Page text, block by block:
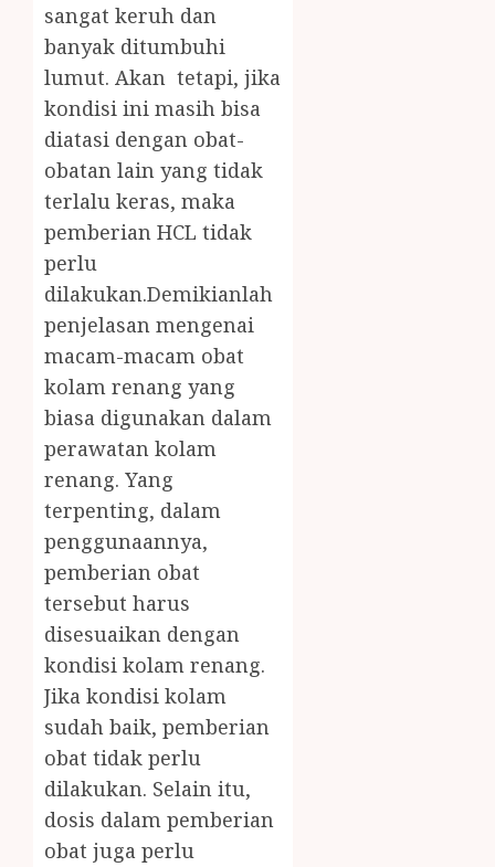
sangat keruh dan
banyak ditumbuhi
lumut. Akan tetapi, jika
kondisi ini masih bisa
diatasi dengan obat-
obatan lain yang tidak
terlalu keras, maka
pemberian HCL tidak
perlu
dilakukan.Demikianlah
penjelasan mengenai
macam-macam obat
kolam renang yang
biasa digunakan dalam
perawatan kolam
renang. Yang
terpenting, dalam
penggunaannya,
pemberian obat
tersebut harus
disesuaikan dengan
kondisi kolam renang.
Jika kondisi kolam
sudah baik, pemberian
obat tidak perlu
dilakukan. Selain itu,
dosis dalam pemberian
obat juga perlu